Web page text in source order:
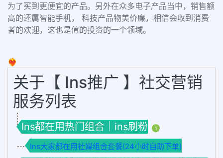
为了买到更便宜的产品。另外在众多电子产品当中，销售额
高的还属智能手机， 科技产品物美价廉，相信会收到消费
者的欢迎，这也是值的投资的一个领域。
❤️‍🔥
关于【 Ins推广 】社交营销
服务列表
Ins都在用热门组合｜ins刷粉 1
Ins大家都在用社媒组合套餐(24小时自助下单)